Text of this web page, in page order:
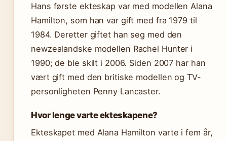
Hans første ekteskap var med modellen Alana
Hamilton, som han var gift med fra 1979 til
1984. Deretter giftet han seg med den
newzealandske modellen Rachel Hunter i
1990; de ble skilt i 2006. Siden 2007 har han
vært gift med den britiske modellen og TV-
personligheten Penny Lancaster.
Hvor lenge varte ekteskapene?
Ekteskapet med Alana Hamilton varte i fem år,